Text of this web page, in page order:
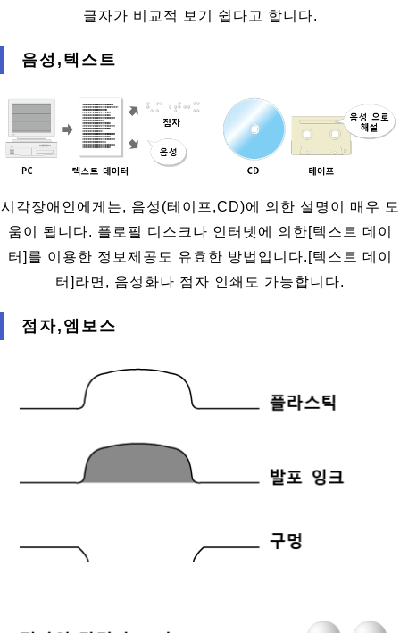
글자가 비교적 보기 쉽다고 합니다.
음성,텍스트
시각장애인에게는, 음성(테이프,CD)에 의한 설명이 매우 도
움이 됩니다. 플로필 디스크나 인터넷에 의한[텍스트 데이
터]를 이용한 정보제공도 유효한 방법입니다.[텍스트 데이
터]라면, 음성화나 점자 인쇄도 가능합니다.
점자,엠보스